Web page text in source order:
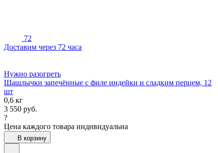
72
Доставим через 72 часа
Нужно разогреть
Шашлычки запечённые с филе индейки и сладким перцем, 12
шт
0,6 кг
3 550 руб.
?
Цена каждого товара индивидуальна
В корзину